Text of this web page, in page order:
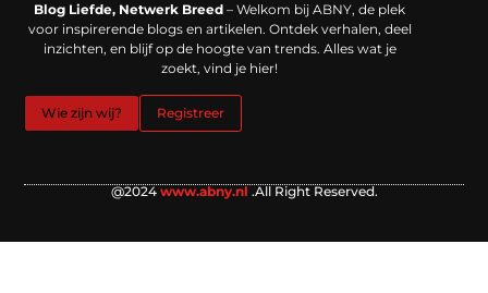
Blog Liefde, Netwerk Breed – Welkom bij ABNY, de plek
voor inspirerende blogs en artikelen. Ontdek verhalen, deel
inzichten, en blijf op de hoogte van trends. Alles wat je
zoekt, vind je hier!
Wie zijn wij? Registreer
@2024 www.abny.nl .All Right Reserved.